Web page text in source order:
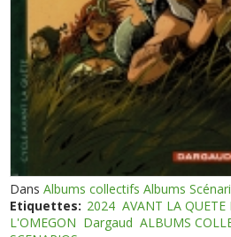
DansAlbums collectifs Albums
Etiquettes: 2024 AVANT LA
L'OMEGON Dargaud ALBUMS